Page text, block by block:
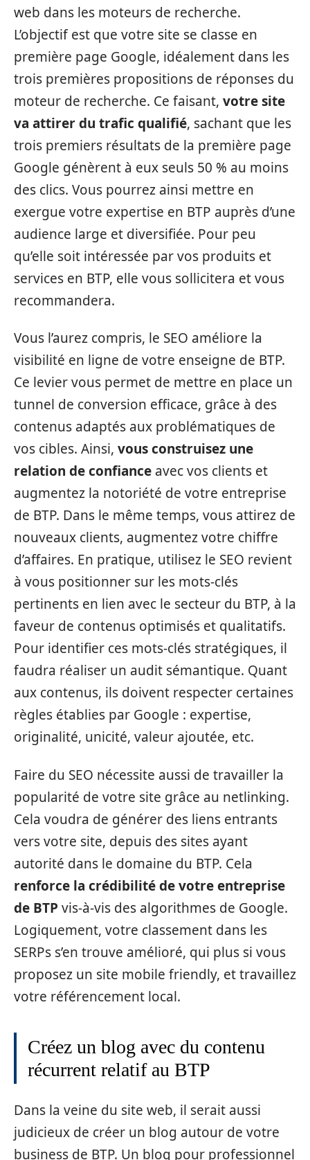
web dans les moteurs de recherche.
L’objectif est que votre site se classe en
première page Google, idéalement dans les
trois premières propositions de réponses du
moteur de recherche. Ce faisant, votre site
va attirer du trafic qualifié, sachant que les
trois premiers résultats de la première page
Google génèrent à eux seuls 50 % au moins
des clics. Vous pourrez ainsi mettre en
exergue votre expertise en BTP auprès d’une
audience large et diversifiée. Pour peu
qu’elle soit intéressée par vos produits et
services en BTP, elle vous sollicitera et vous
recommandera.
Vous l’aurez compris, le SEO améliore la
visibilité en ligne de votre enseigne de BTP.
Ce levier vous permet de mettre en place un
tunnel de conversion efficace, grâce à des
contenus adaptés aux problématiques de
vos cibles. Ainsi, vous construisez une
relation de confiance avec vos clients et
augmentez la notoriété de votre entreprise
de BTP. Dans le même temps, vous attirez de
nouveaux clients, augmentez votre chiffre
d’affaires. En pratique, utilisez le SEO revient
à vous positionner sur les mots-clés
pertinents en lien avec le secteur du BTP, à la
faveur de contenus optimisés et qualitatifs.
Pour identifier ces mots-clés stratégiques, il
faudra réaliser un audit sémantique. Quant
aux contenus, ils doivent respecter certaines
règles établies par Google : expertise,
originalité, unicité, valeur ajoutée, etc.
Faire du SEO nécessite aussi de travailler la
popularité de votre site grâce au netlinking.
Cela voudra de générer des liens entrants
vers votre site, depuis des sites ayant
autorité dans le domaine du BTP. Cela
renforce la crédibilité de votre entreprise
de BTP vis-à-vis des algorithmes de Google.
Logiquement, votre classement dans les
SERPs s’en trouve amélioré, qui plus si vous
proposez un site mobile friendly, et travaillez
votre référencement local.
Créez un blog avec du contenu
récurrent relatif au BTP
Dans la veine du site web, il serait aussi
judicieux de créer un blog autour de votre
business de BTP. Un blog pour professionnel